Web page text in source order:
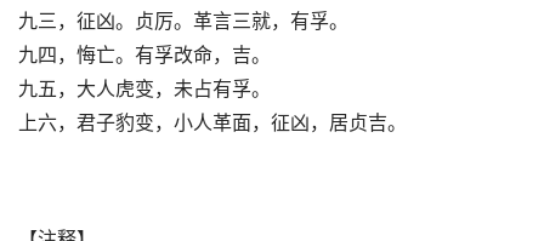
九三，征凶。贞厉。革言三就，有孚。
九四，悔亡。有孚改命，吉。
九五，大人虎变，未占有孚。
上六，君子豹变，小人革面，征凶，居贞吉。